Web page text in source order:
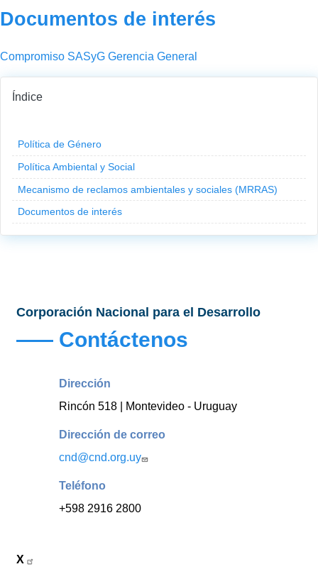
Título
Documentos de interés
Descripción
Compromiso SASyG Gerencia General
Índice
Secciones
Título
Política de Género
Título
Política Ambiental y Social
Título
Mecanismo de reclamos ambientales y sociales (MRRAS)
Título
Documentos de interés
Corporación Nacional para el Desarrollo
Contáctenos
Dirección
Rincón 518 | Montevideo - Uruguay
Dirección de correo
cnd@cnd.org.uy
Teléfono
+598 2916 2800
X